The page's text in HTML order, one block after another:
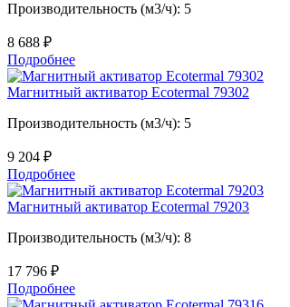
Производительность (м3/ч): 5
8 688 ₽
Подробнее
Магнитный активатор Ecotermal 79302
Производительность (м3/ч): 5
9 204 ₽
Подробнее
Магнитный активатор Ecotermal 79203
Производительность (м3/ч): 8
17 796 ₽
Подробнее